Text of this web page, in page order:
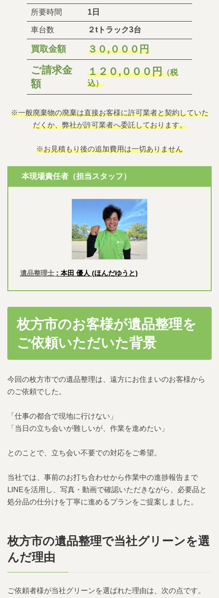
所要時間 1日
車台数 ２tトラック3台
買取金額 ３０,０００円
ご請求金
額
１２０,０００円（税
込）
※一般廃棄物の廃棄は直接お客様に許可業者と契約していた
だくか、弊社が許可業者へ委託しております。
※お見積もり後の追加費用は一切ありません
本現場責任者（担当スタッフ）
遺品整理士 : 本田 優人 (ほんだゆうと)
枚方市のお客様が遺品整理を
ご依頼いただいた背景
今回の枚方市での遺品整理は、遠方にお住まいのお客様から
のご依頼でした。
「仕事の都合で現地に行けない」
「当日の立ち会いが難しいが、作業を進めたい」
とのことで、立ち会い不要での対応をご希望。
当社では、事前のお打ち合わせから作業中の進捗報告まで
LINEを活用し、写真・動画で確認いただきながら、必要品と
処分品の仕分けを丁寧に進めるプランをご提案しました。
枚方市の遺品整理で当社グリーンを選
んだ理由
ご依頼者様が当社グリーンを選ばれた理由は、次の点です。